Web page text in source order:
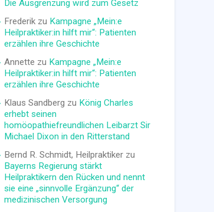
Die Ausgrenzung wird zum Gesetz
Frederik zu Kampagne „Mein:e
Heilpraktiker:in hilft mir“: Patienten
erzählen ihre Geschichte
Annette zu Kampagne „Mein:e
Heilpraktiker:in hilft mir“: Patienten
erzählen ihre Geschichte
Klaus Sandberg zu König Charles
erhebt seinen
homöopathiefreundlichen Leibarzt Sir
Michael Dixon in den Ritterstand
Bernd R. Schmidt, Heilpraktiker zu
Bayerns Regierung stärkt
Heilpraktikern den Rücken und nennt
sie eine „sinnvolle Ergänzung“ der
medizinischen Versorgung